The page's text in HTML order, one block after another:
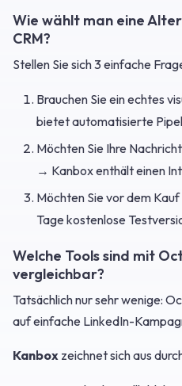
Wie wählt man eine
CRM?
Stellen Sie sich 3 einfache
Brauchen Sie ein echtes
bietet automatisierte
Möchten Sie Ihre
→ Kanbox enthält einen
Möchten Sie vor dem
Tage kostenlose
Welche Tools sind mit
vergleichbar?
Tatsächlich nur sehr wenige:
auf einfache LinkedIn-
Kanbox zeichnet sich aus